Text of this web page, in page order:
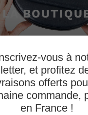
LA
vous à
et profitez
offerts
commande,
en France !